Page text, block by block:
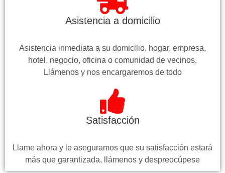
Asistencia a domicilio
Asistencia inmediata a su domicilio, hogar, empresa,
hotel, negocio, oficina o comunidad de vecinos.
Llámenos y nos encargaremos de todo
Satisfacción
Llame ahora y le aseguramos que su satisfacción estará
más que garantizada, llámenos y despreocúpese